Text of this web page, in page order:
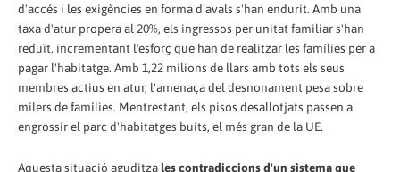
d'accés i les exigències en forma d'avals s'han endurit. Amb una
taxa d'atur propera al 20%, els ingressos per unitat familiar s'han
reduït, incrementant l'esforç que han de realitzar les famílies per a
pagar l'habitatge. Amb 1,22 milions de llars amb tots els seus
membres actius en atur, l'amenaça del desnonament pesa sobre
milers de famílies. Mentrestant, els pisos desallotjats passen a
engrossir el parc d'habitatges buits, el més gran de la UE.
Aquesta situació aguditzales contradiccions d'un sistema que